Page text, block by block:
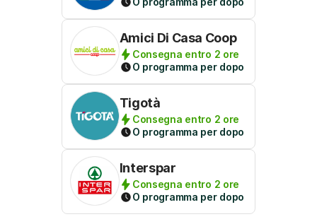
Amici Di Casa Coop
Consegna entro 2 ore
O programma per dopo
Tigotà
Consegna entro 2 ore
O programma per dopo
Interspar
Consegna entro 2 ore
O programma per dopo